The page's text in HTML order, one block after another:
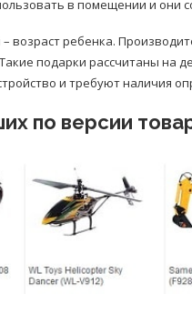
в помещении и они
возраст ребенка.
подарки рассчитаны на
и требуют наличия
по версии